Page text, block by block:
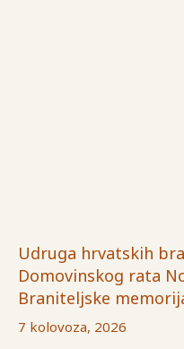
Udruga hrvatskih
Domovinskog rata
Braniteljske
7 kolovoza, 2026